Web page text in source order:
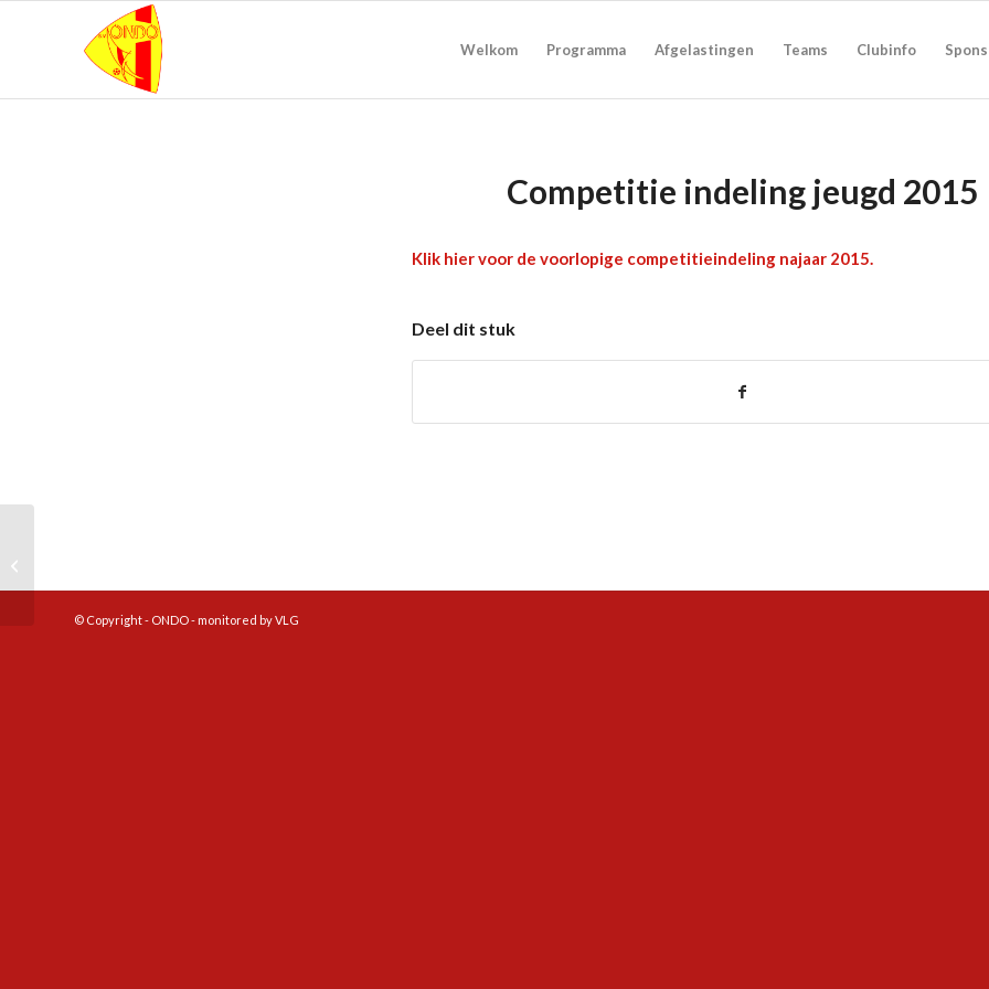
Welkom Programma Afgelastingen Teams Clubinfo
Competitie indeling jeugd 2015
Klik hiervoor de voorlopige competitieindeling najaar 2015.
Deel dit stuk
© Copyright - ONDO - monitored by VLG